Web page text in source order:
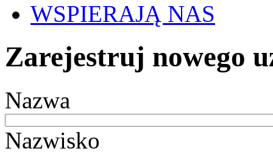
WSPIERAJĄ NAS
Zarejestruj nowego
Nazwa
Nazwisko